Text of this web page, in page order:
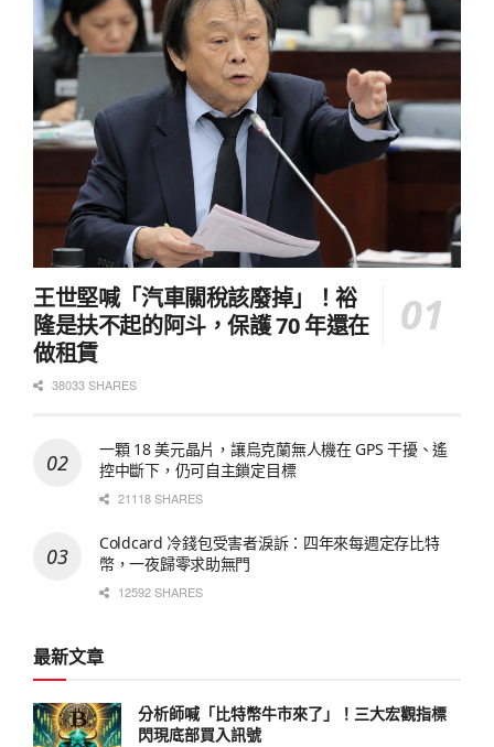
王世堅喊「汽車關稅該廢掉」！裕
隆是扶不起的阿斗，保護 70 年還在
做租賃
38033 SHARES
一顆 18 美元晶片，讓烏克蘭無人機在 GPS 干擾、遙
控中斷下，仍可自主鎖定目標
21118 SHARES
Coldcard 冷錢包受害者淚訴：四年來每週定存比特
幣，一夜歸零求助無門
12592 SHARES
最新文章
分析師喊「比特幣牛市來了」！三大宏觀指標
閃現底部買入訊號